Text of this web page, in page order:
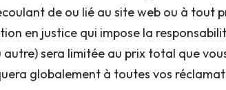
de ou lié au site web ou à tout
en justice qui impose la
sera limitée au prix total que
globalement à toutes vos